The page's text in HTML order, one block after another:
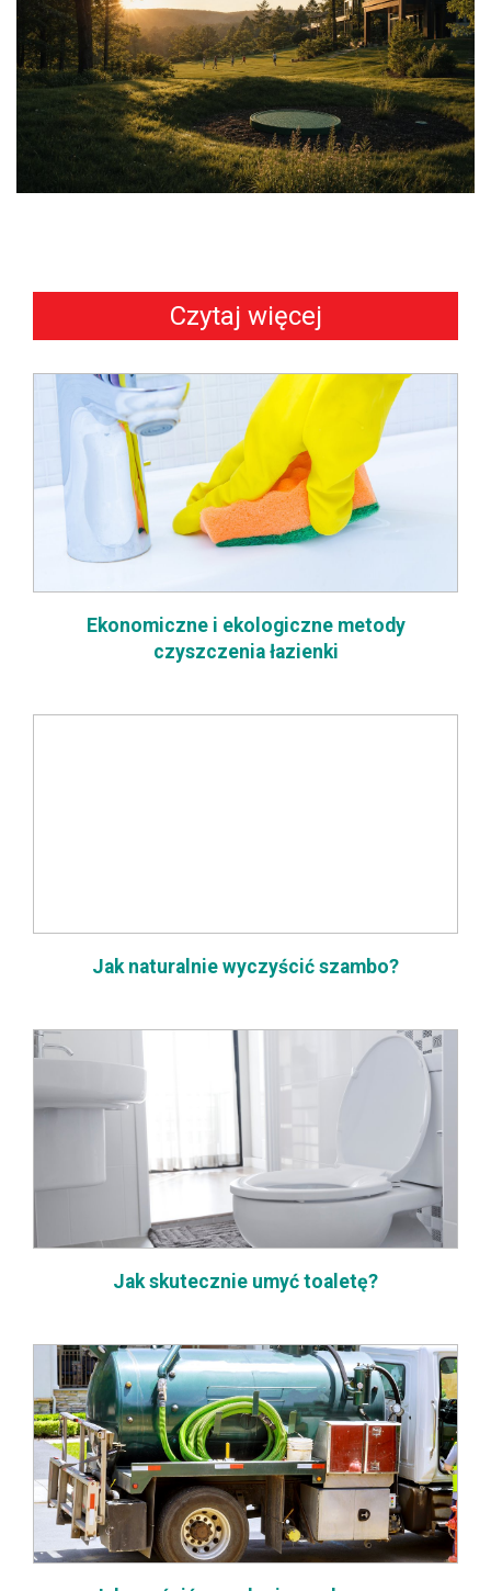
Czytaj więcej
Ekonomiczne i ekologiczne metody
czyszczenia łazienki
Jak naturalnie wyczyścić szambo?
Jak skutecznie umyć toaletę?